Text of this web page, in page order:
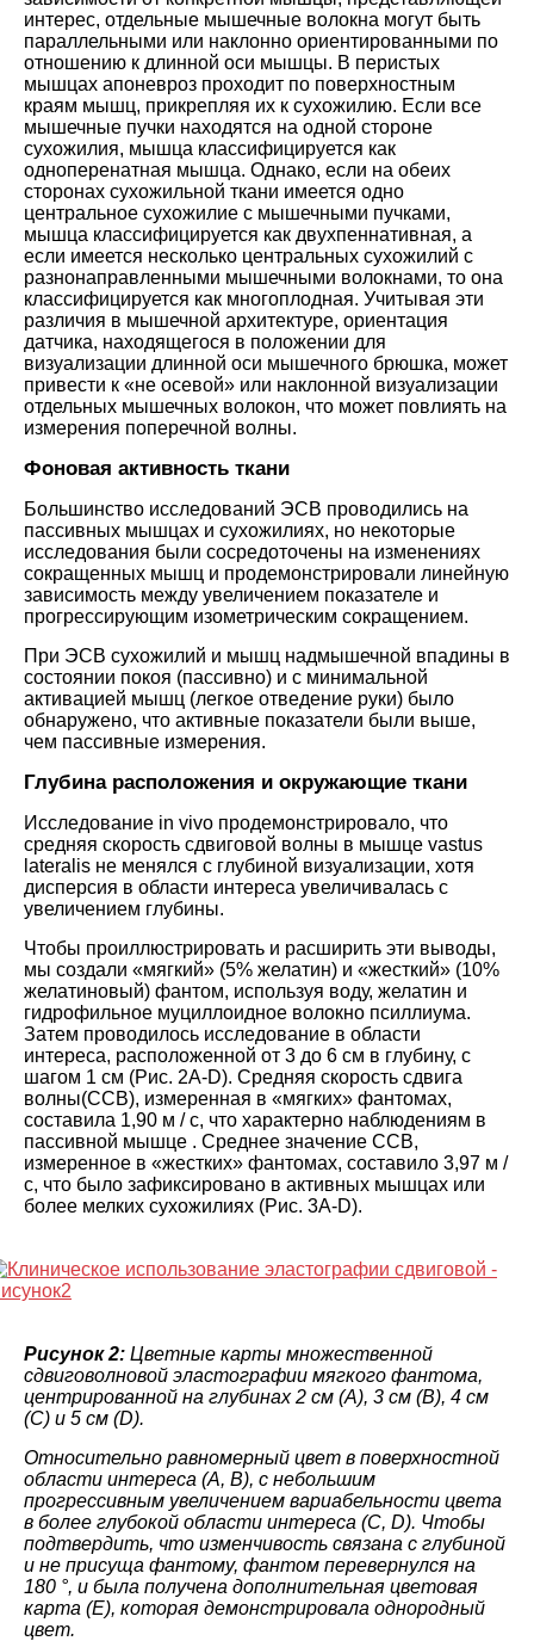
интерес, отдельные мышечные волокна могут быть
параллельными или наклонно ориентированными по
отношению к длинной оси мышцы. В перистых
мышцах апоневроз проходит по поверхностным
краям мышц, прикрепляя их к сухожилию. Если все
мышечные пучки находятся на одной стороне
сухожилия, мышца классифицируется как
одноперенатная мышца. Однако, если на обеих
сторонах сухожильной ткани имеется одно
центральное сухожилие с мышечными пучками,
мышца классифицируется как двухпеннативная, а
если имеется несколько центральных сухожилий с
разнонаправленными мышечными волокнами, то она
классифицируется как многоплодная. Учитывая эти
различия в мышечной архитектуре, ориентация
датчика, находящегося в положении для
визуализации длинной оси мышечного брюшка, может
привести к «не осевой» или наклонной визуализации
отдельных мышечных волокон, что может повлиять на
измерения поперечной волны.
Фоновая активность ткани
Большинство исследований ЭСВ проводились на
пассивных мышцах и сухожилиях, но некоторые
исследования были сосредоточены на изменениях
сокращенных мышц и продемонстрировали линейную
зависимость между увеличением показателе и
прогрессирующим изометрическим сокращением.
При ЭСВ сухожилий и мышц надмышечной впадины в
состоянии покоя (пассивно) и с минимальной
активацией мышц (легкое отведение руки) было
обнаружено, что активные показатели были выше,
чем пассивные измерения.
Глубина расположения и окружающие ткани
Исследование in vivo продемонстрировало, что
средняя скорость сдвиговой волны в мышце vastus
lateralis не менялся с глубиной визуализации, хотя
дисперсия в области интереса увеличивалась с
увеличением глубины.
Чтобы проиллюстрировать и расширить эти выводы,
мы создали «мягкий» (5% желатин) и «жесткий» (10%
желатиновый) фантом, используя воду, желатин и
гидрофильное муциллоидное волокно псиллиума.
Затем проводилось исследование в области
интереса, расположенной от 3 до 6 см в глубину, с
шагом 1 см (Рис. 2A-D). Средняя скорость сдвига
волны(ССВ), измеренная в «мягких» фантомах,
составила 1,90 м / с, что характерно наблюдениям в
пассивной мышце . Среднее значение ССВ,
измеренное в «жестких» фантомах, составило 3,97 м /
с, что было зафиксировано в активных мышцах или
более мелких сухожилиях (Рис. 3A-D).
Рисунок 2: Цветные карты множественной
сдвиговолновой эластографии мягкого фантома,
центрированной на глубинах 2 см (A), 3 см (B), 4 см
(C) и 5 см (D).
Относительно равномерный цвет в поверхностной
области интереса (A, B), с небольшим
прогрессивным увеличением вариабельности цвета
в более глубокой области интереса (C, D). Чтобы
подтвердить, что изменчивость связана с глубиной
и не присуща фантому, фантом перевернулся на
180 °, и была получена дополнительная цветовая
карта (E), которая демонстрировала однородный
цвет.